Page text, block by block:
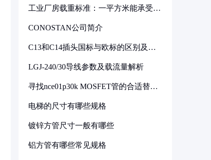
工业厂房载重标准：一平方米能承受多
CONOSTAN公司简介
C13和C14插头国标与欧标的区别及其
LGJ-240/30导线参数及载流量解析
寻找nce01p30k MOSFET管的合适替代
电梯的尺寸有哪些规格
镀锌方管尺寸一般有哪些
铝方管有哪些常见规格